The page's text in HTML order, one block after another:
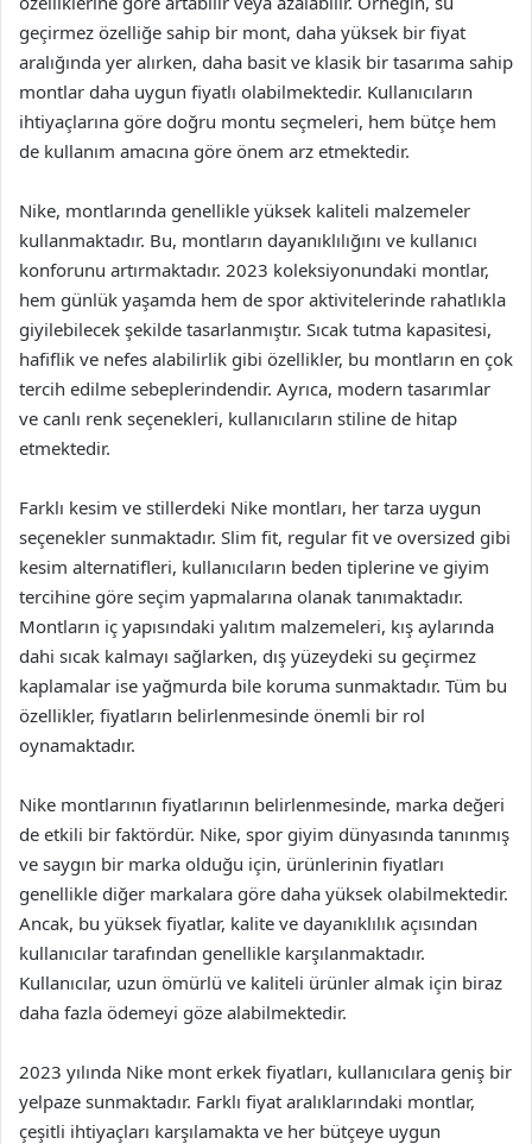
geçirmez özelliğe sahip bir mont, daha yüksek bir fiyat
aralığında yer alırken, daha basit ve klasik bir tasarıma sahip
montlar daha uygun fiyatlı olabilmektedir. Kullanıcıların
ihtiyaçlarına göre doğru montu seçmeleri, hem bütçe hem
de kullanım amacına göre önem arz etmektedir.
Nike, montlarında genellikle yüksek kaliteli malzemeler
kullanmaktadır. Bu, montların dayanıklılığını ve kullanıcı
konforunu artırmaktadır. 2023 koleksiyonundaki montlar,
hem günlük yaşamda hem de spor aktivitelerinde rahatlıkla
giyilebilecek şekilde tasarlanmıştır. Sıcak tutma kapasitesi,
hafiflik ve nefes alabilirlik gibi özellikler, bu montların en çok
tercih edilme sebeplerindendir. Ayrıca, modern tasarımlar
ve canlı renk seçenekleri, kullanıcıların stiline de hitap
etmektedir.
Farklı kesim ve stillerdeki Nike montları, her tarza uygun
seçenekler sunmaktadır. Slim fit, regular fit ve oversized gibi
kesim alternatifleri, kullanıcıların beden tiplerine ve giyim
tercihine göre seçim yapmalarına olanak tanımaktadır.
Montların iç yapısındaki yalıtım malzemeleri, kış aylarında
dahi sıcak kalmayı sağlarken, dış yüzeydeki su geçirmez
kaplamalar ise yağmurda bile koruma sunmaktadır. Tüm bu
özellikler, fiyatların belirlenmesinde önemli bir rol
oynamaktadır.
Nike montlarının fiyatlarının belirlenmesinde, marka değeri
de etkili bir faktördür. Nike, spor giyim dünyasında tanınmış
ve saygın bir marka olduğu için, ürünlerinin fiyatları
genellikle diğer markalara göre daha yüksek olabilmektedir.
Ancak, bu yüksek fiyatlar, kalite ve dayanıklılık açısından
kullanıcılar tarafından genellikle karşılanmaktadır.
Kullanıcılar, uzun ömürlü ve kaliteli ürünler almak için biraz
daha fazla ödemeyi göze alabilmektedir.
2023 yılında Nike mont erkek fiyatları, kullanıcılara geniş bir
yelpaze sunmaktadır. Farklı fiyat aralıklarındaki montlar,
çeşitli ihtiyaçları karşılamakta ve her bütçeye uygun